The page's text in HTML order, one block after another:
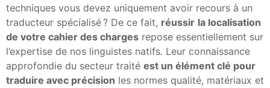
techniques vous devez uniquement avoir recours à un
traducteur spécialisé ? De ce fait, réussir la localisation
de votre cahier des charges repose essentiellement sur
l’expertise de nos linguistes natifs. Leur connaissance
approfondie du secteur traité est un élément clé pour
traduire avec précision les normes qualité, matériaux et